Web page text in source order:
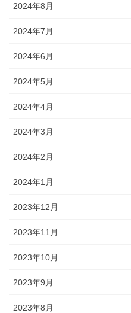
2024年8月
2024年7月
2024年6月
2024年5月
2024年4月
2024年3月
2024年2月
2024年1月
2023年12月
2023年11月
2023年10月
2023年9月
2023年8月